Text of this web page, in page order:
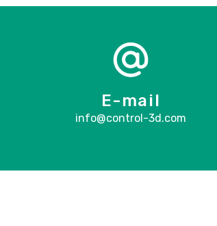
E-mail
info@control-3d.com